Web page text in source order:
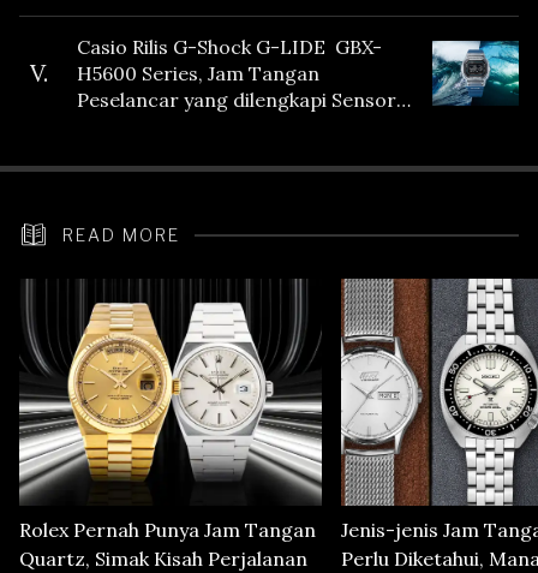
V.
Casio Rilis G-Shock G-LIDE GBX-
H5600 Series, Jam Tangan
Peselancar yang dilengkapi Sensor
READ MORE
Rolex Pernah Punya Jam Tangan
Quartz, Simak Kisah Perjalanan
Jenis-jenis Jam
Perlu Diketahui,